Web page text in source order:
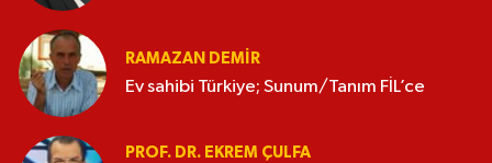
RAMAZAN DEMİR
Ev sahibi Türkiye; Sunum/Tanım FİL’ce
PROF. DR. EKREM ÇULFA